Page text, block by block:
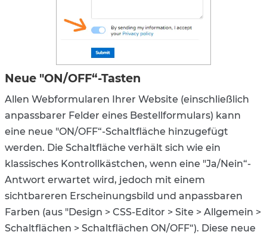
Neue "ON/OFF“-Tasten
Allen Webformularen Ihrer Website (einschließlich
anpassbarer Felder eines Bestellformulars) kann
eine neue "ON/OFF“-Schaltfläche hinzugefügt
werden. Die Schaltfläche verhält sich wie ein
klassisches Kontrollkästchen, wenn eine "Ja/Nein“-
Antwort erwartet wird, jedoch mit einem
sichtbareren Erscheinungsbild und anpassbaren
Farben (aus "Design > CSS-Editor > Site > Allgemein >
Schaltflächen > Schaltflächen ON/OFF“). Diese neue